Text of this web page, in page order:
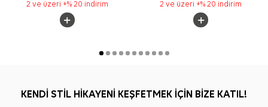
2 ve üzeri +% 20 indirim 2 ve üzeri +% 20 indirim
KENDİ STİL HİKAYENİ KEŞFETMEK İÇİN BİZE KATIL!